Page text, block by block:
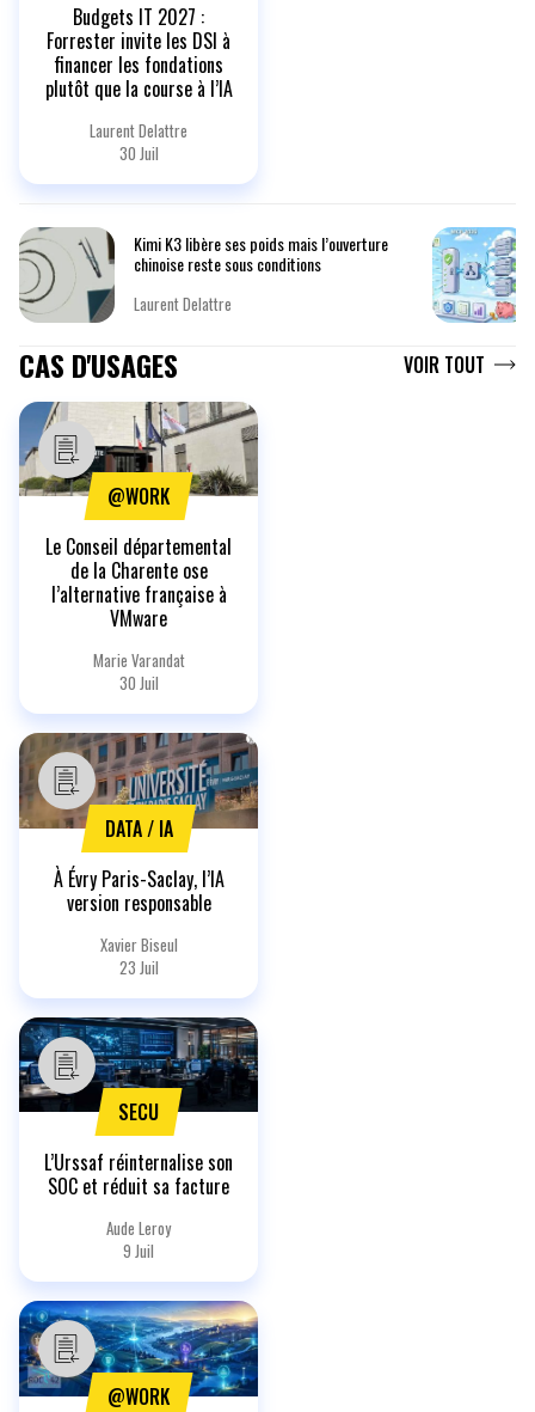
Budgets IT 2027 :
Forrester invite les DSI à
financer les fondations
plutôt que la course à l’IA
Laurent Delattre
30 Juil
Kimi K3 libère ses poids mais l’ouverture
chinoise reste sous conditions
Laurent Delattre
CAS D'USAGES VOIR TOUT
@WORK
Le Conseil départemental
de la Charente ose
l’alternative française à
VMware
Marie Varandat
30 Juil
DATA / IA
À Évry Paris-Saclay, l’IA
version responsable
Xavier Biseul
23 Juil
SECU
L’Urssaf réinternalise son
SOC et réduit sa facture
Aude Leroy
9 Juil
@WORK